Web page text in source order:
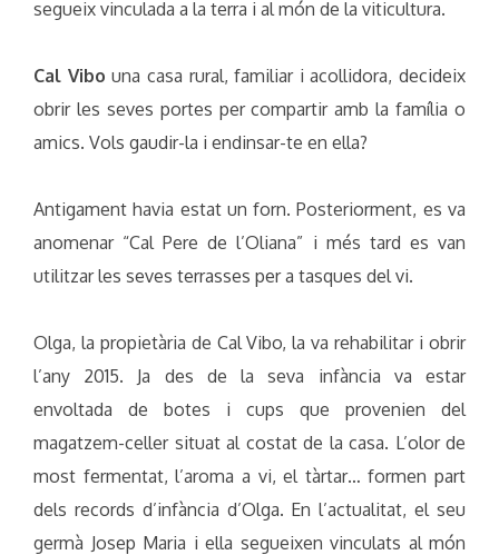
segueix vinculada a la terra i al món de la viticultura.
Cal Vibo una casa rural, familiar i acollidora, decideix
obrir les seves portes per compartir amb la família o
amics. Vols gaudir-la i endinsar-te en ella?
Antigament havia estat un forn. Posteriorment, es va
anomenar “Cal Pere de l’Oliana” i més tard es van
utilitzar les seves terrasses per a tasques del vi.
Olga, la propietària de Cal Vibo, la va rehabilitar i obrir
l’any 2015. Ja des de la seva infància va estar
envoltada de botes i cups que provenien del
magatzem-celler situat al costat de la casa. L’olor de
most fermentat, l’aroma a vi, el tàrtar… formen part
dels records d’infància d’Olga. En l’actualitat, el seu
germà Josep Maria i ella segueixen vinculats al món